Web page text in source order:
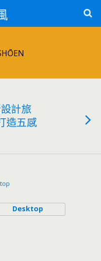
計旅
造五感
Desktop